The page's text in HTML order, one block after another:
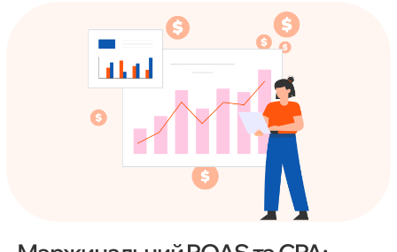
режиму попереднього перегляду. Матеріал
стане у пригоді як початківцям, так і
досвідченим маркетологам, PPC-
спеціалістам та вебаналітикам.